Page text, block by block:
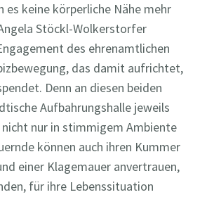
es keine körperliche Nähe mehr
Stöckl-Wolkerstorfer
des ehrenamtlichen
das damit aufrichtet,
Denn an diesen beiden
Aufbahrungshalle jeweils
nicht nur in stimmigem Ambiente
können auch ihren Kummer
einer Klagemauer anvertrauen,
für ihre Lebenssituation